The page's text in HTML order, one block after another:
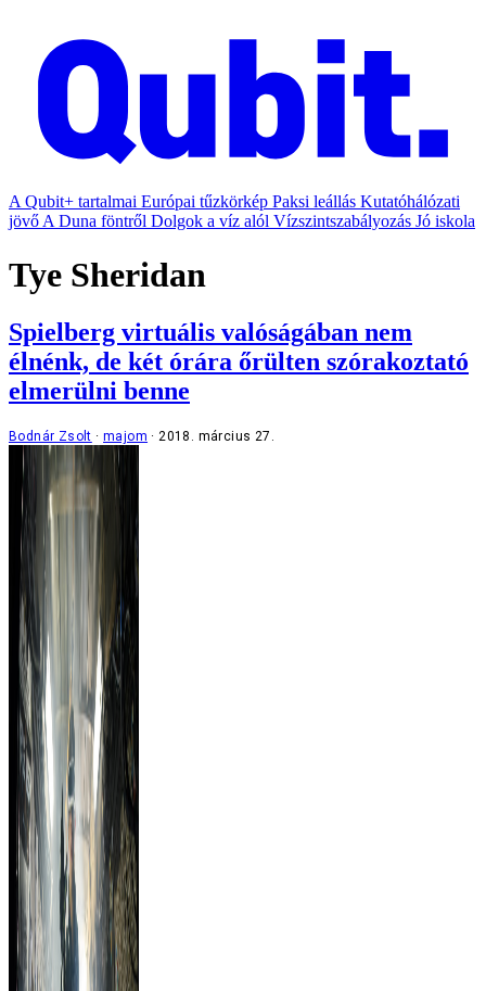
A Qubit+ tartalmai Európai tűzkörkép Paksi leállás Kutatóhálózati
jövő A Duna föntről Dolgok a víz alól Vízszintszabályozás Jó iskola
Tye Sheridan
Spielberg virtuális valóságában nem
élnénk, de két órára őrülten szórakoztató
elmerülni benne
Bodnár Zsolt majom 2018. március 27.